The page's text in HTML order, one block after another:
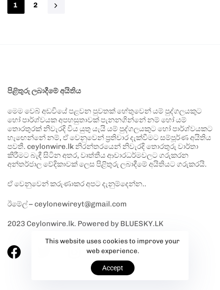
1 2
පිළිතුරු ලබාදීමේ අයිතිය
මෙම වෙබ් අඩවියේ පළවන පුවතක් හේතුවෙන් යම් පුද්ගලයකුට
හෝ පාර්ශ්වයක අපහසුතාවක් පැනනගින්නේ නම් හෝ යම්
තොරතුරක් නිවැරදි විය යුතු යැයි යම් පුද්ගලයකුට හෝ පාර්ශ්වයකට
හැඟෙන්නේ නම්, ඒ වෙනුවෙන් ප්‍රතිචාර දැක්වීමට සම්පූර්ණ අයිතිය
පවතී. ceylonwire.lk නිරන්තරයෙන් නිවැරදි තොරතුරු වාර්තා
කිරීමට බැඳී සිටින අතර, වෘත්තීය ආචාරධර්මවලට ගරුකරන
අන්තර්ජාල වේදිකාවක් ලෙස පිළිතුරු ලබාදීමේ අයිතියට ගරුකරයි.
ඒ වෙනුවෙන් කරුණාකර අපට දැනුම්දෙන්න..
ඊමේල් – ceylonewireyt@gmail.com
2023 Ceylonwire.lk. Powered by BLUESKY.LK
This website uses cookies to improve your
web experience.
Accept